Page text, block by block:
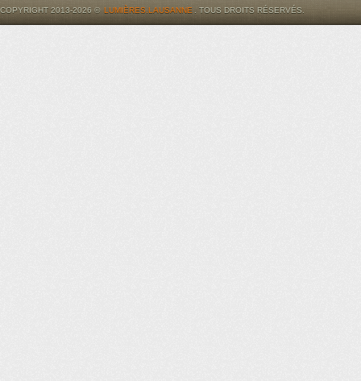
COPYRIGHT 2013-2026 © LUMIÈRES.LAUSANNE . TOUS DROITS RÉSERVÉS.